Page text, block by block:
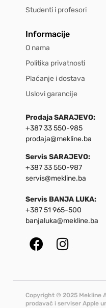
Studenti i profesori
Informacije
O nama
Politika privatnosti
Plaćanje i dostava
Uslovi garancije
Prodaja SARAJEVO:
+387 33 550-985
prodaja@mekline.ba
Servis SARAJEVO:
+387 33 550-987
servis@mekline.ba
Servis BANJA LUKA:
+387 51 965-500
banjaluka@mekline.ba
Copyright © 2025 Mekline
prodavač i serviser Apple